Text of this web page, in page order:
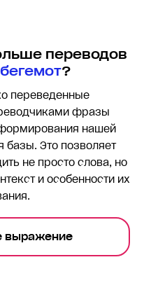
переводов
?
переведенные
фразы
нашей
базы. Это позволяет
не просто слова, но
и особенности их
выражение